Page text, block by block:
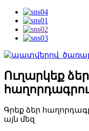
Ուղարկեք ձեր
Գրեք ձեր
այն մեզ